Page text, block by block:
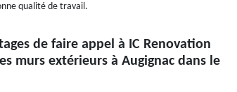
qualité de travail.
de faire appel à IC Renovation
murs extérieurs à Augignac dans le